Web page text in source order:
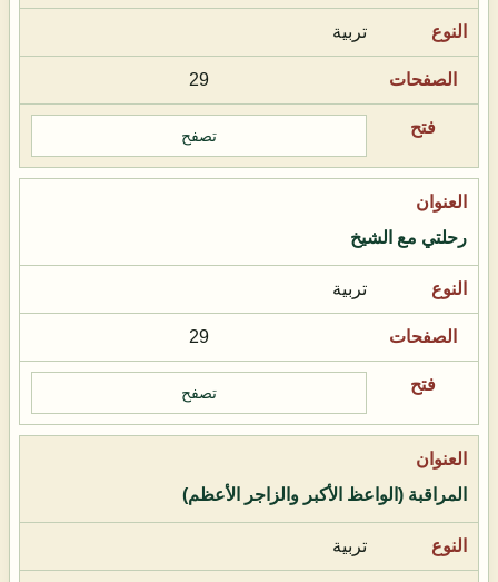
تربية
29
تصفح
رحلتي مع الشيخ
تربية
29
تصفح
المراقبة (الواعظ الأكبر والزاجر الأعظم)
تربية